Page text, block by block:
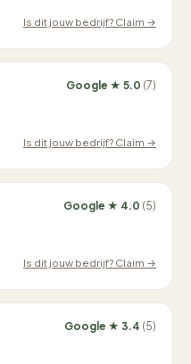
Is dit jouw bedrijf? Claim →
Google ★ 5.0 (7)
Is dit jouw bedrijf? Claim →
Google ★ 4.0 (5)
Is dit jouw bedrijf? Claim →
Google ★ 3.4 (5)